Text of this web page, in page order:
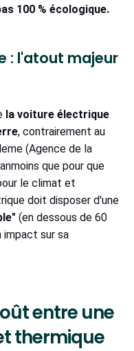
100 % écologique.
: l'atout majeur
la voiture électrique
, contrairement au
(Agence de la
que pour que
le climat et
doit disposer d'une
(en dessous de 60
impact sur sa
entre une
thermique